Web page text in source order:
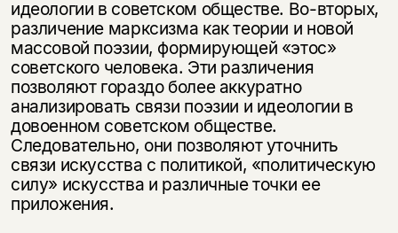
идеологии в советском обществе. Во-вторых,
различение марксизма как теории и новой
массовой поэзии, формирующей «этос»
советского человека. Эти различения
позволяют гораздо более аккуратно
анализировать связи поэзии и идеологии в
довоенном советском обществе.
Следовательно, они позволяют уточнить
связи искусства с политикой, «политическую
силу» искусства и различные точки ее
приложения.